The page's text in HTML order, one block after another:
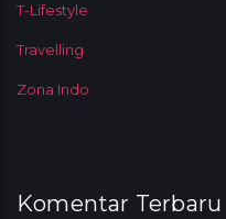
T-Lifestyle
Travelling
Zona Indo
Komentar Terbaru